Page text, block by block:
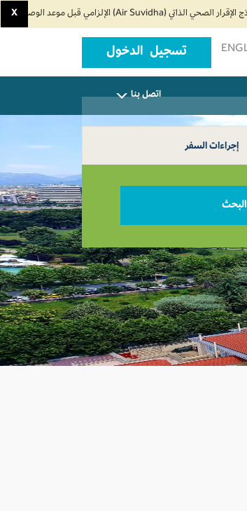
X
تسجيل الدخول
اتصل بنا
إجراءات السفر
البحث